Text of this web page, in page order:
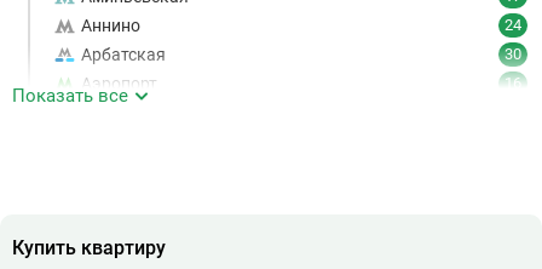
Аннино 24
Арбатская 30
Аэропорт 16
Бауманская
Показать все
Купить квартиру